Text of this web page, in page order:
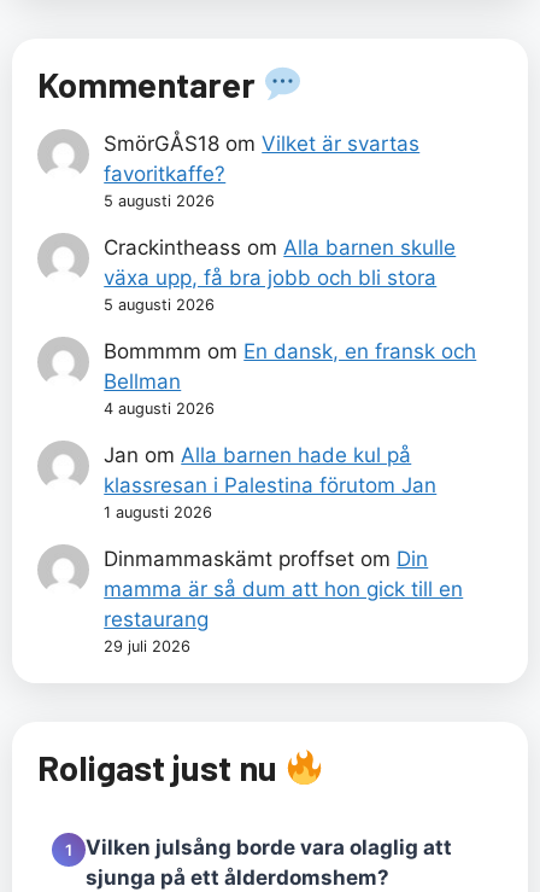
Kommentarer
SmörGÅS18 omVilket är svartas
favoritkaffe?
5 augusti 2026
Crackintheass om Alla barnen skulle
växa upp, få bra jobb och bli stora
5 augusti 2026
Bommmm om En dansk, en fransk och
Bellman
4 augusti 2026
Jan om Alla barnen hade kul på
klassresan i Palestina förutom Jan
1 augusti 2026
Dinmammaskämt proffset om Din
mamma är så dum att hon gick till en
restaurang
29 juli 2026
Roligast just nu
1
Vilken julsång borde vara olaglig att
sjunga på ett ålderdomshem?